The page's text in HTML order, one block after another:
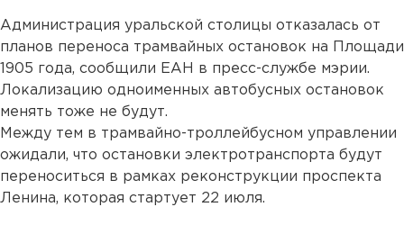
Администрация уральской столицы отказалась от
планов переноса трамвайных остановок на Площади
1905 года, сообщили ЕАН в пресс-службе мэрии.
Локализацию одноименных автобусных остановок
менять тоже не будут.
Между тем в трамвайно-троллейбусном управлении
ожидали, что остановки электротранспорта будут
переноситься в рамках реконструкции проспекта
Ленина, которая стартует 22 июля.